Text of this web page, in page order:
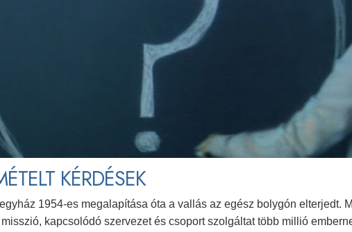
KÉRDÉSEK
1954-es megalapítása óta a vallás az egész bolygón elterjedt.
kapcsolódó szervezet és csoport szolgáltat több millió